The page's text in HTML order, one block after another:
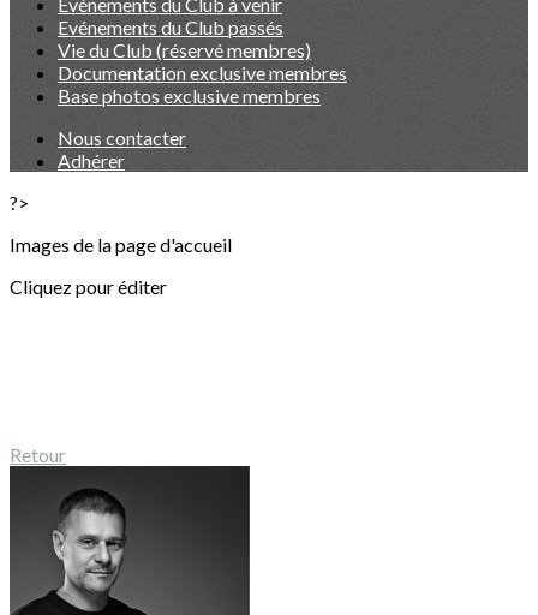
Evénements du Club passés
Vie du Club (réservé membres)
Documentation exclusive membres
Base photos exclusive membres
Nous contacter
Adhérer
?>
Images de la page d'accueil
Cliquez pour éditer
Retour